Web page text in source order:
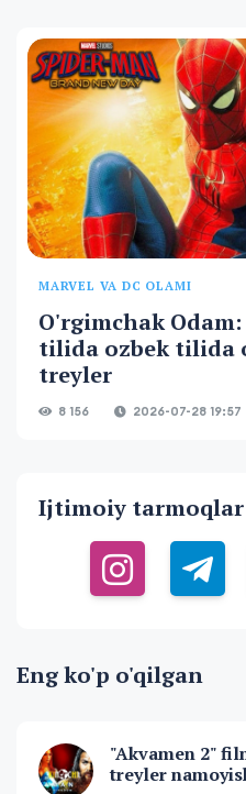
MARVEL VA DC OLAMI
O'rgimchak
tilida ozbek tilida
treyler
8 156 2026-07-28 19:57
Ijtimoiy tarmoqlar
Eng ko'p o'qilgan
"Akvamen 2"
treyler